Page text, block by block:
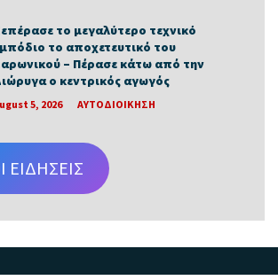
το μεγαλύτερο τεχνικό
το αποχετευτικό του
– Πέρασε κάτω από την
ο κεντρικός αγωγός
5, 2026 ΑΥΤΟΔΙΟΙΚΗΣΗ
ΕΙΔΗΣΕΙΣ